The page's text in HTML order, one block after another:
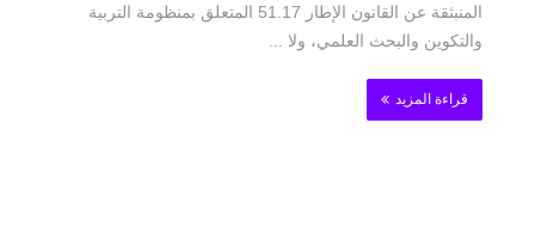
المنبثقة عن القانون الإطار 51.17 المتعلق بمنظومة التربية
والتكوين والبحث العلمي، ولا ...
قراءة المزيد